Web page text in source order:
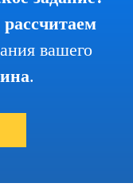
рассчитаем
вашего
.